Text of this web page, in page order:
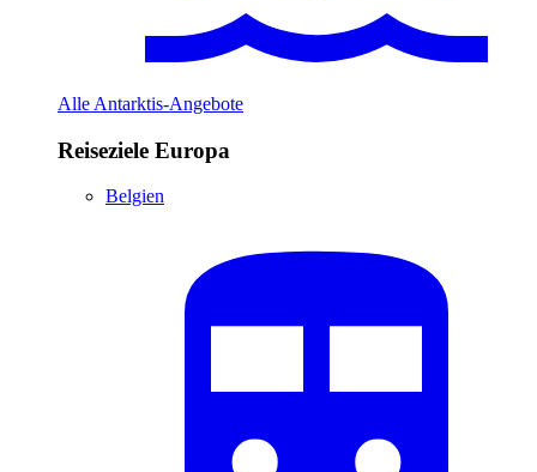
Alle Antarktis-Angebote
Reiseziele Europa
Belgien